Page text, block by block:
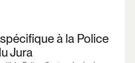
à la Police
Jura